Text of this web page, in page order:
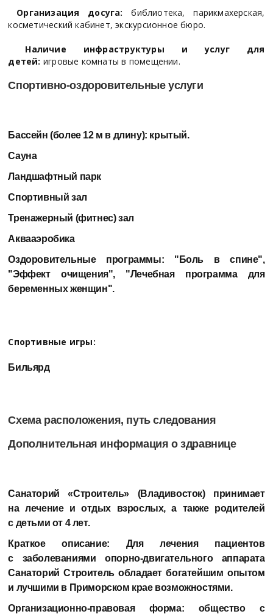
Организация досуга:библиотека, парикмахерская,
косметический кабинет, экскурсионное бюро.
Наличие инфраструктуры и услуг для
детей: игровые комнаты в помещении.
Спортивно-оздоровительные услуги
Бассейн (более 12 м в длину): крытый.
Сауна
Ландшафтный парк
Спортивный зал
Тренажерный (фитнес) зал
Аквааэробика
Оздоровительные программы: "Боль в спине",
"Эффект очищения", "Лечебная программа для
беременных женщин".
Спортивные игры:
Бильярд
Схема расположения, путь следования
Дополнительная информация о здравнице
Санаторий «Строитель» (Владивосток)принимает
на лечение и отдых взрослых, а также родителей
с детьми от 4 лет.
Краткое описание: Для лечения пациентов
с заболеваниями опорно-двигательного аппарата
Санаторий Строитель обладает богатейшим опытом
и лучшими в Приморском крае возможностями.
Организационно-правовая форма: общество с